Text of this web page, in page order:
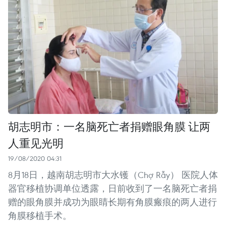
胡志明市：一名脑死亡者捐赠眼角膜 让两
人重见光明
19/08/2020 04:31
8月18日，越南胡志明市大水镬（Chợ Rẫy） 医院人体
器官移植协调单位透露，日前收到了一名脑死亡者捐
赠的眼角膜并成功为眼睛长期有角膜瘢痕的两人进行
角膜移植手术。